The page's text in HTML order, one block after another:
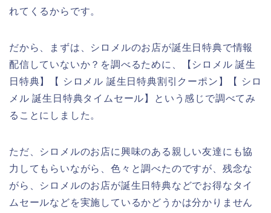
れてくるからです。
だから、まずは、シロメルのお店が誕生日特典で情報
配信していないか？を調べるために、【シロメル 誕生
日特典】【 シロメル 誕生日特典割引クーポン】【 シロ
メル 誕生日特典タイムセール】という感じで調べてみ
ることにしました。
ただ、シロメルのお店に興味のある親しい友達にも協
力してもらいながら、色々と調べたのですが、残念な
がら、シロメルのお店が誕生日特典などでお得なタイ
ムセールなどを実施しているかどうかは分かりません